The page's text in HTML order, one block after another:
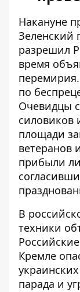
Накануне
Зеленский
разрешил
время
перемирия
по
Очевидцы
силовиков
площади
ветеранов
прибыли
В
техники
Кремле
парада и